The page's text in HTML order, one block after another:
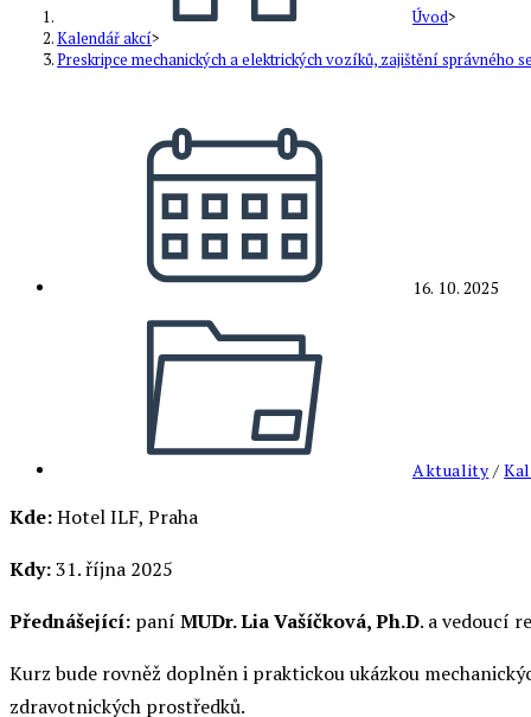
Úvod>
Kalendář akcí>
Preskripce mechanických a elektrických vozíků, zajištění správného
16. 10. 2025
Aktuality /
Kde:Hotel ILF, Praha
Kdy:31. října 2025
Přednášející: paní MUDr. Lia Vašíčková, Ph.D. a vedoucí
Kurz bude rovněž doplněn i praktickou ukázkou
zdravotnických prostředků.